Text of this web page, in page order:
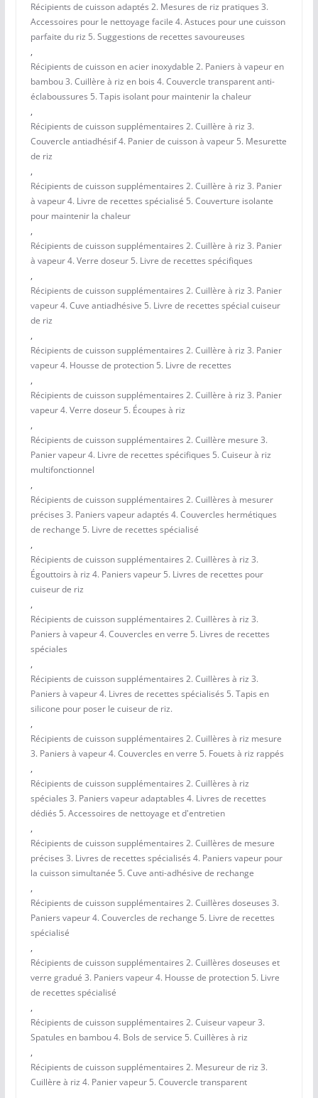
Récipients de cuisson adaptés 2. Mesures de riz pratiques 3.
Accessoires pour le nettoyage facile 4. Astuces pour une cuisson
parfaite du riz 5. Suggestions de recettes savoureuses
,
Récipients de cuisson en acier inoxydable 2. Paniers à vapeur en
bambou 3. Cuillère à riz en bois 4. Couvercle transparent anti-
éclaboussures 5. Tapis isolant pour maintenir la chaleur
,
Récipients de cuisson supplémentaires 2. Cuillère à riz 3.
Couvercle antiadhésif 4. Panier de cuisson à vapeur 5. Mesurette
de riz
,
Récipients de cuisson supplémentaires 2. Cuillère à riz 3. Panier
à vapeur 4. Livre de recettes spécialisé 5. Couverture isolante
pour maintenir la chaleur
,
Récipients de cuisson supplémentaires 2. Cuillère à riz 3. Panier
à vapeur 4. Verre doseur 5. Livre de recettes spécifiques
,
Récipients de cuisson supplémentaires 2. Cuillère à riz 3. Panier
vapeur 4. Cuve antiadhésive 5. Livre de recettes spécial cuiseur
de riz
,
Récipients de cuisson supplémentaires 2. Cuillère à riz 3. Panier
vapeur 4. Housse de protection 5. Livre de recettes
,
Récipients de cuisson supplémentaires 2. Cuillère à riz 3. Panier
vapeur 4. Verre doseur 5. Écoupes à riz
,
Récipients de cuisson supplémentaires 2. Cuillère mesure 3.
Panier vapeur 4. Livre de recettes spécifiques 5. Cuiseur à riz
multifonctionnel
,
Récipients de cuisson supplémentaires 2. Cuillères à mesurer
précises 3. Paniers vapeur adaptés 4. Couvercles hermétiques
de rechange 5. Livre de recettes spécialisé
,
Récipients de cuisson supplémentaires 2. Cuillères à riz 3.
Égouttoirs à riz 4. Paniers vapeur 5. Livres de recettes pour
cuiseur de riz
,
Récipients de cuisson supplémentaires 2. Cuillères à riz 3.
Paniers à vapeur 4. Couvercles en verre 5. Livres de recettes
spéciales
,
Récipients de cuisson supplémentaires 2. Cuillères à riz 3.
Paniers à vapeur 4. Livres de recettes spécialisés 5. Tapis en
silicone pour poser le cuiseur de riz.
,
Récipients de cuisson supplémentaires 2. Cuillères à riz mesure
3. Paniers à vapeur 4. Couvercles en verre 5. Fouets à riz rappés
,
Récipients de cuisson supplémentaires 2. Cuillères à riz
spéciales 3. Paniers vapeur adaptables 4. Livres de recettes
dédiés 5. Accessoires de nettoyage et d'entretien
,
Récipients de cuisson supplémentaires 2. Cuillères de mesure
précises 3. Livres de recettes spécialisés 4. Paniers vapeur pour
la cuisson simultanée 5. Cuve anti-adhésive de rechange
,
Récipients de cuisson supplémentaires 2. Cuillères doseuses 3.
Paniers vapeur 4. Couvercles de rechange 5. Livre de recettes
spécialisé
,
Récipients de cuisson supplémentaires 2. Cuillères doseuses et
verre gradué 3. Paniers vapeur 4. Housse de protection 5. Livre
de recettes spécialisé
,
Récipients de cuisson supplémentaires 2. Cuiseur vapeur 3.
Spatules en bambou 4. Bols de service 5. Cuillères à riz
,
Récipients de cuisson supplémentaires 2. Mesureur de riz 3.
Cuillère à riz 4. Panier vapeur 5. Couvercle transparent